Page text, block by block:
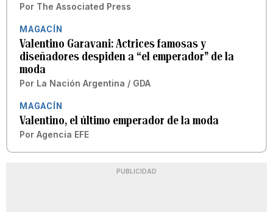
Por The Associated Press
MAGACÍN
Valentino Garavani: Actrices famosas y
diseñadores despiden a “el emperador” de la
moda
Por La Nación Argentina / GDA
MAGACÍN
Valentino, el último emperador de la moda
Por Agencia EFE
PUBLICIDAD